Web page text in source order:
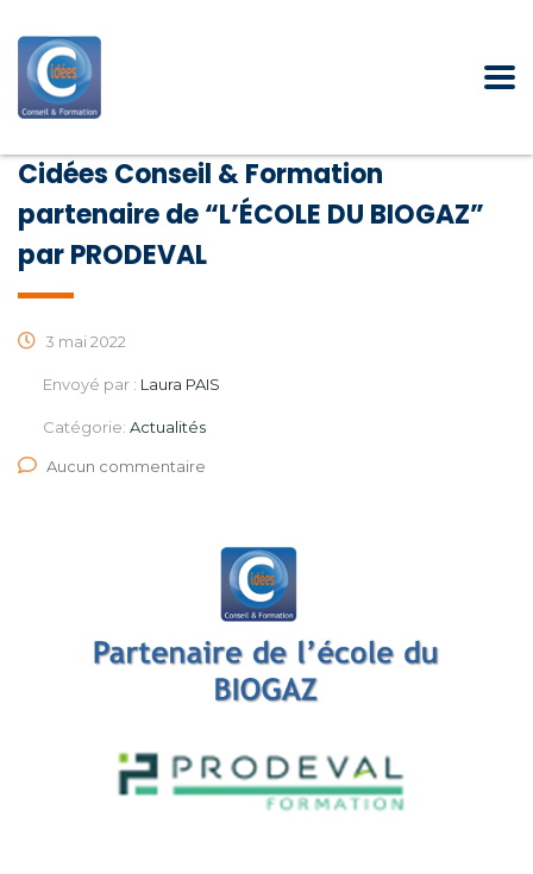
Cidées Conseil & Formation
partenaire de “L’ÉCOLE DU BIOGAZ”
par PRODEVAL
3 mai 2022
Envoyé par : Laura PAIS
Catégorie: Actualités
Aucun commentaire